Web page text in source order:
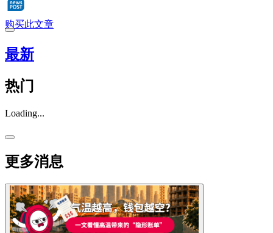
购买此文章
最新
热门
Loading...
更多消息